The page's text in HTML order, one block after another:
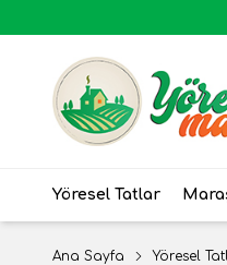
Yöresel Tatlar
Ana Sayfa Yöresel